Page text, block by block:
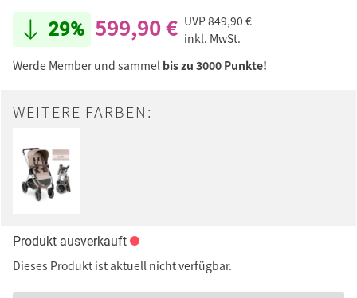
29% 599,90 € UVP849,90 €
inkl. MwSt.
Werde Member und sammel bis zu 3000 Punkte!
WEITERE FARBEN:
Produkt ausverkauft
Dieses Produkt ist aktuell nicht verfügbar.